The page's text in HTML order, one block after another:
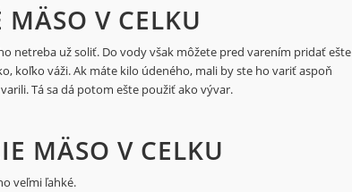
V CELKU
netreba už soliť. Do vody však môžete pred varením pridať ešte
koľko váži. Ak máte kilo údeného, mali by ste ho variť aspoň
Tá sa dá potom ešte použiť ako vývar.
MÄSO V CELKU
veľmi ľahké.